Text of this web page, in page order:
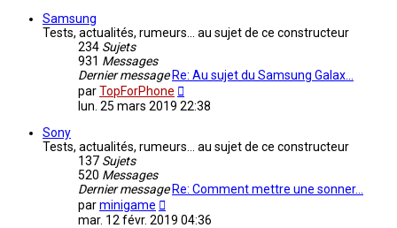
Samsung
Tests, actualités, rumeurs... au sujet de ce constructeur
234 Sujets
931 Messages
Dernier message Re: Au sujet du Samsung Galax…
parTopForPhone
le
lun. 25 mars 2019 22:38
Sony
Tests, actualités, rumeurs... au sujet de ce constructeur
137 Sujets
520 Messages
Dernier message Re: Comment mettre une sonner…
parminigame
le
mar. 12 févr. 2019 04:36